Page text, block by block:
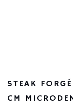
STEAK
CM